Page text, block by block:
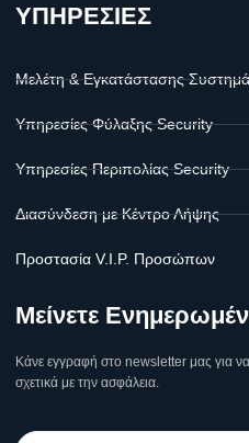
ΥΠΗΡΕΣΙΕΣ
Μελέτη & Εγκατάστασης
Υπηρεσίες Φύλαξης Security
Υπηρεσίες Περιπολίας Security
Διασύνδεση με Κέντρο Λήψης
Προστασία V.I.P. Προσώπων
Μείνετε
Κάνε εγγραφή στο newsletter μας για να
σχετικά με την ασφάλεια.